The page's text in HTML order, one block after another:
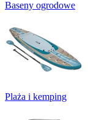
Baseny ogrodowe
Plaża i kemping